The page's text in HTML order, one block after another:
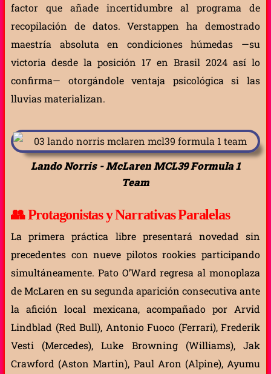
factor que añade incertidumbre al programa de
recopilación de datos. Verstappen ha demostrado
maestría absoluta en condiciones húmedas —su
victoria desde la posición 17 en Brasil 2024 así lo
confirma— otorgándole ventaja psicológica si las
lluvias materializan.
Lando Norris - McLaren MCL39 Formula 1
Team
👥Protagonistas y Narrativas Paralelas
La primera práctica libre presentará novedad sin
precedentes con nueve pilotos rookies participando
simultáneamente. Pato O’Ward regresa al monoplaza
de McLaren en su segunda aparición consecutiva ante
la afición local mexicana, acompañado por Arvid
Lindblad (Red Bull), Antonio Fuoco (Ferrari), Frederik
Vesti (Mercedes), Luke Browning (Williams), Jak
Crawford (Aston Martin), Paul Aron (Alpine), Ayumu